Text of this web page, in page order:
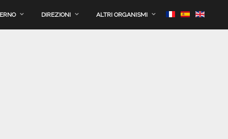
DIREZIONI ALTRI ORGANISMI